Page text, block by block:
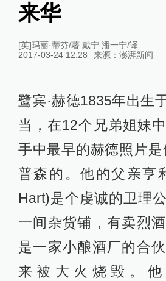
来华
[英]玛丽·蒂芬/著 戴宁 潘一宁/译
2017-03-24 12:28
来源： 澎湃新闻
鹭宾·赫德1835年出生
当，在12个兄弟姐妹
手中最早的赫德照片是
普森的。他的父亲亨
Hart)是个虔诚的卫理
一间杂货铺，有卖烈
是一家小酿酒厂的合
来被大火烧毁。